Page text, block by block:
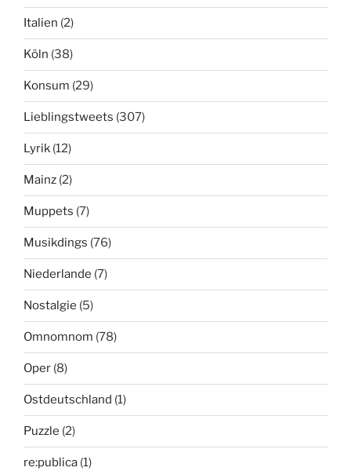
Italien (2)
Köln (38)
Konsum (29)
Lieblingstweets (307)
Lyrik (12)
Mainz (2)
Muppets (7)
Musikdings (76)
Niederlande (7)
Nostalgie (5)
Omnomnom (78)
Oper (8)
Ostdeutschland (1)
Puzzle (2)
re:publica (1)